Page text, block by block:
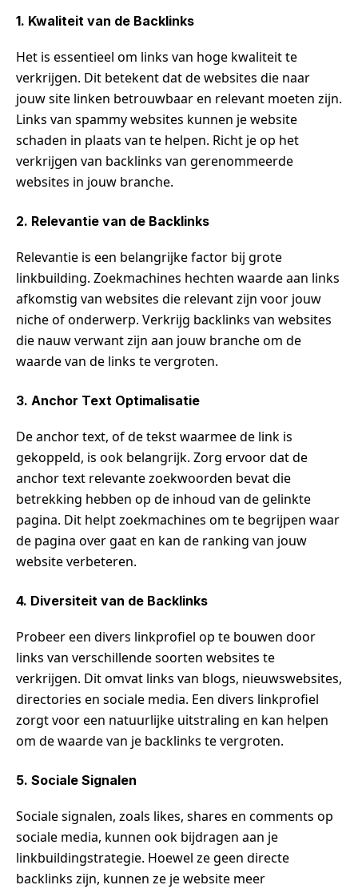
1. Kwaliteit van de Backlinks
Het is essentieel om links van hoge kwaliteit te
verkrijgen. Dit betekent dat de websites die naar
jouw site linken betrouwbaar en relevant moeten zijn.
Links van spammy websites kunnen je website
schaden in plaats van te helpen. Richt je op het
verkrijgen van backlinks van gerenommeerde
websites in jouw branche.
2. Relevantie van de Backlinks
Relevantie is een belangrijke factor bij grote
linkbuilding. Zoekmachines hechten waarde aan links
afkomstig van websites die relevant zijn voor jouw
niche of onderwerp. Verkrijg backlinks van websites
die nauw verwant zijn aan jouw branche om de
waarde van de links te vergroten.
3. Anchor Text Optimalisatie
De anchor text, of de tekst waarmee de link is
gekoppeld, is ook belangrijk. Zorg ervoor dat de
anchor text relevante zoekwoorden bevat die
betrekking hebben op de inhoud van de gelinkte
pagina. Dit helpt zoekmachines om te begrijpen waar
de pagina over gaat en kan de ranking van jouw
website verbeteren.
4. Diversiteit van de Backlinks
Probeer een divers linkprofiel op te bouwen door
links van verschillende soorten websites te
verkrijgen. Dit omvat links van blogs, nieuwswebsites,
directories en sociale media. Een divers linkprofiel
zorgt voor een natuurlijke uitstraling en kan helpen
om de waarde van je backlinks te vergroten.
5. Sociale Signalen
Sociale signalen, zoals likes, shares en comments op
sociale media, kunnen ook bijdragen aan je
linkbuildingstrategie. Hoewel ze geen directe
backlinks zijn, kunnen ze je website meer